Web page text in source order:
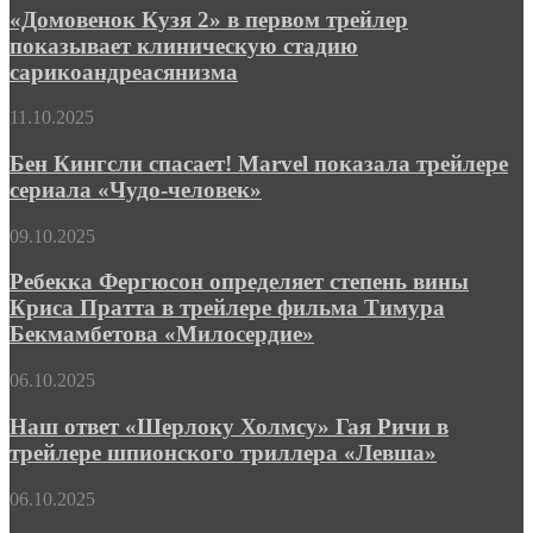
темп
в
трейлере
экшена
человек»
2»
в
первом
трейлер
клиническую
сарикоандреасянизма
«Домовенок Кузя 2» в первом трейлер
показывает клиническую стадию
сарикоандреасянизма
Бен
спасает!
Marvel
показала
сериала
человек»
11.10.2025
Бен Кингсли спасает! Marvel показала трейлере
сериала «Чудо-человек»
Ребекка
определяет
степень
вины
Криса
в
фильма
Тимура
Бекмамбетова
«Милосердие»
09.10.2025
Ребекка Фергюсон определяет степень вины
Криса Пратта в трейлере фильма Тимура
Бекмамбетова «Милосердие»
Наш
«Шерлоку
Холмсу»
Гая
в
06.10.2025
Наш ответ «Шерлоку Холмсу» Гая Ричи в
трейлере шпионского триллера «Левша»
Финальный
06.10.2025